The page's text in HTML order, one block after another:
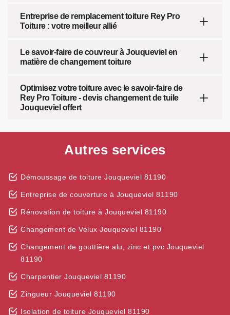
Entreprise de remplacement toiture Rey Pro
Toiture : votre meilleur allié
Le savoir-faire de couvreur à Jouqueviel en
matière de changement toiture
Optimisez votre toiture avec le savoir-faire de
Rey Pro Toiture - devis changement de tuile
Jouqueviel offert
Autres services
Démoussage de toiture Jouqueviel 81190
Entreprise de couverture à Jouqueviel 81190
Rénovation de toiture à Jouqueviel 81190
Changement de Velux Jouqueviel 81190
Changement de gouttière alu, zinc et pvc Jouqueviel
81190
Charpentier Jouqueviel 81190
Zingueur Jouqueviel 81190
Isolation de toiture Jouqueviel 81190